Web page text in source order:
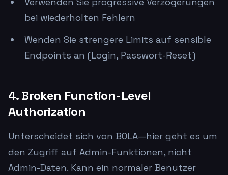
bei wiederholten Fehlern
Wenden Sie strengere Limits auf sensible
Endpoints an (Login, Passwort-Reset)
4. Broken Function-Level
Authorization
Unterscheidet sich von BOLA—hier geht es um
den Zugriff auf Admin-Funktionen, nicht
Admin-Daten. Kann ein normaler Benutzer